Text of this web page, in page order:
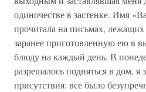
одиночестве в застенке. Имя
прочитала на письмах,
заранее приготовленную ею в
блюду на каждый день. В
разрешалось подняться в дом, я
присутствия: все было